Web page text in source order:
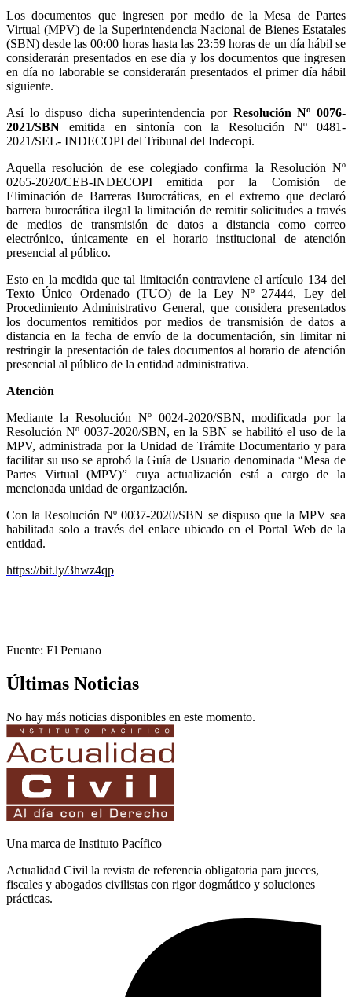
Los documentos que ingresen por medio de la Mesa de Partes
Virtual (MPV) de la Superintendencia Nacional de Bienes Estatales
(SBN) desde las 00:00 horas hasta las 23:59 horas de un día hábil se
considerarán presentados en ese día y los documentos que ingresen
en día no laborable se considerarán presentados el primer día hábil
siguiente.
Así lo dispuso dicha superintendencia por Resolución Nº 0076-
2021/SBN emitida en sintonía con la Resolución Nº 0481-
2021/SEL- INDECOPI del Tribunal del Indecopi.
Aquella resolución de ese colegiado confirma la Resolución Nº
0265-2020/CEB-INDECOPI emitida por la Comisión de
Eliminación de Barreras Burocráticas, en el extremo que declaró
barrera burocrática ilegal la limitación de remitir solicitudes a través
de medios de transmisión de datos a distancia como correo
electrónico, únicamente en el horario institucional de atención
presencial al público.
Esto en la medida que tal limitación contraviene el artículo 134 del
Texto Único Ordenado (TUO) de la Ley Nº 27444, Ley del
Procedimiento Administrativo General, que considera presentados
los documentos remitidos por medios de transmisión de datos a
distancia en la fecha de envío de la documentación, sin limitar ni
restringir la presentación de tales documentos al horario de atención
presencial al público de la entidad administrativa.
Atención
Mediante la Resolución Nº 0024-2020/SBN, modificada por la
Resolución Nº 0037-2020/SBN, en la SBN se habilitó el uso de la
MPV, administrada por la Unidad de Trámite Documentario y para
facilitar su uso se aprobó la Guía de Usuario denominada “Mesa de
Partes Virtual (MPV)” cuya actualización está a cargo de la
mencionada unidad de organización.
Con la Resolución Nº 0037-2020/SBN se dispuso que la MPV sea
habilitada solo a través del enlace ubicado en el Portal Web de la
entidad.
https://bit.ly/3hwz4qp
Fuente: El Peruano
Últimas Noticias
No hay más noticias disponibles en este momento.
Una marca de Instituto Pacífico
Actualidad Civil la revista de referencia obligatoria para jueces,
fiscales y abogados civilistas con rigor dogmático y soluciones
prácticas.